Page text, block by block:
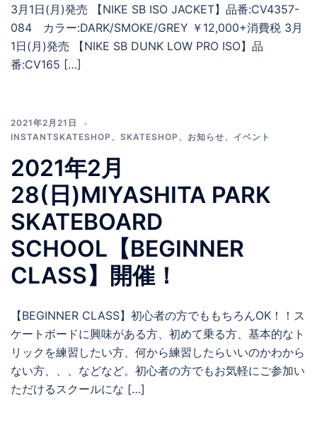
3月1日(月)発売 【NIKE SB ISO JACKET】品番:CV4357-
084 カラー:DARK/SMOKE/GREY ￥12,000+消費税 3月
1日(月)発売 【NIKE SB DUNK LOW PRO ISO】品
番:CV165 […]
2021年2月21日
INSTANTSKATESHOP 、 SKATESHOP 、 お知らせ、 イベント
2021年2月
28(日)MIYASHITA PARK
SKATEBOARD
SCHOOL【BEGINNER
CLASS】開催！
【BEGINNER CLASS】初心者の方でももちろんOK！！ス
ケートボードに興味がある方、初めて乗る方、基本的なト
リックを練習したい方、何から練習したらいいのかわから
ない方、、、などなど。初心者の方でもお気軽にご参加い
ただけるスクールにな […]